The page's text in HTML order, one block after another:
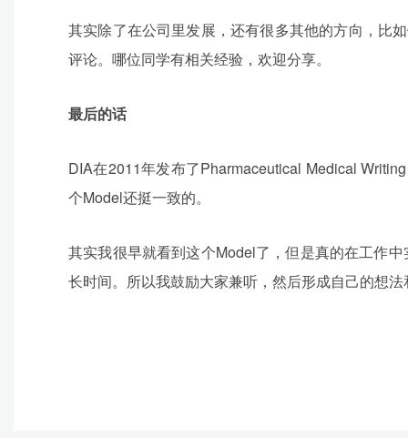
其实除了在公司里发展，还有很多其他的方向，比
评论。哪位同学有相关经验，欢迎分享。
最后的话
DIA在2011年发布了Pharmaceutical Medical
个Model还挺一致的。
其实我很早就看到这个Model了，但是真的在工作
长时间。所以我鼓励大家兼听，然后形成自己的想